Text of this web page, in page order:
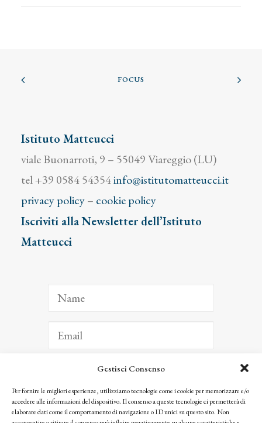
Gestisci Consenso
Per fornire le migliori esperienze, utilizziamo tecnologie come i cookie per memorizzare e/o
accedere alle informazioni del dispositivo. Il consenso a queste tecnologie ci permetterà di
elaborare dati come il comportamento di navigazione o ID unici su questo sito. Non
FOCUS
Istituto Matteucci
viale Buonarroti, 9 – 55049 Viareggio (LU)
tel +39 0584 54354info@istitutomatteucci.it
privacy policy– cookie policy
Iscriviti alla Newsletter dell’Istituto
Matteucci
ISCRIVITI
Facendo clic per iscriverti, riconosci che le tue informazioni saranno trattate
seguendo la nostra Privacy Policy